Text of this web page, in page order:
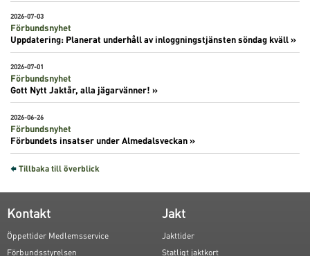
2026-07-03
Förbundsnyhet
Uppdatering: Planerat underhåll av inloggningstjänsten söndag kväll »
2026-07-01
Förbundsnyhet
Gott Nytt Jaktår, alla jägarvänner! »
2026-06-26
Förbundsnyhet
Förbundets insatser under Almedalsveckan »
Tillbaka till överblick
Kontakt
Öppettider Medlemsservice
Förbundsstyrelsen
Jakt
Jakttider
Statligt jaktkort